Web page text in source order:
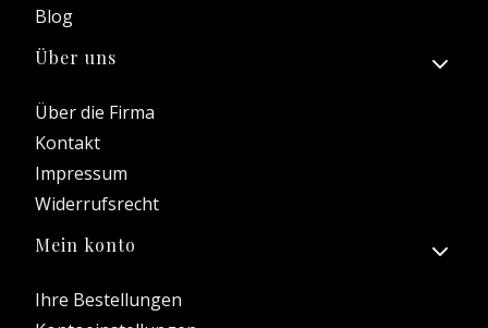
Blog
Über uns
Über die Firma
Kontakt
Impressum
Widerrufsrecht
Mein konto
Ihre Bestellungen